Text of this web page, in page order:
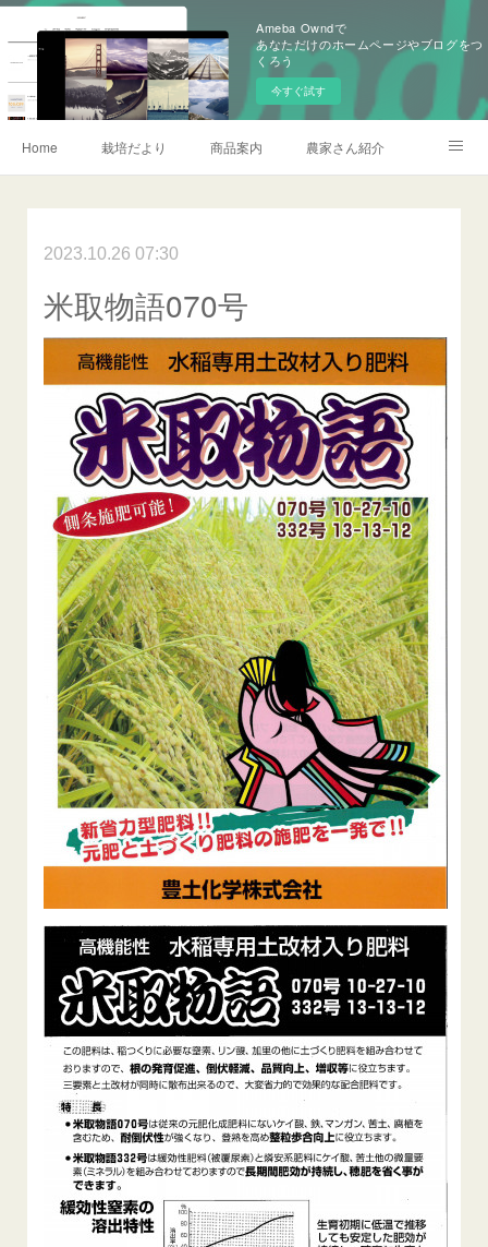
Ameba Owndで
あなただけのホームページやブログをつ
くろう
今すぐ試す
Home 栽培だより 商品案内 農家さん紹介
農薬情報 記事一覧
2023.10.26 07:30
米取物語070号